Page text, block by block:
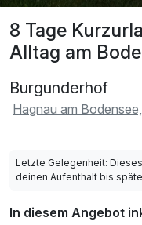
8 Tage
Alltag am
Burgunderhof
Hagnau am
Letzte Gelegenheit:
deinen Aufenthalt bis
In diesem Angebot